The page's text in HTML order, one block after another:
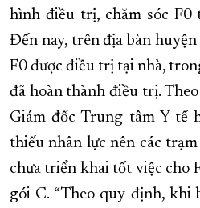
hình điều trị, chăm sóc F0
Đến nay, trên địa bàn
F0 được điều trị tại nhà,
đã hoàn thành điều trị.
Giám đốc Trung tâm Y tế
thiếu nhân lực nên các
chưa triển khai tốt việc cho
gói C. “Theo quy định, khi